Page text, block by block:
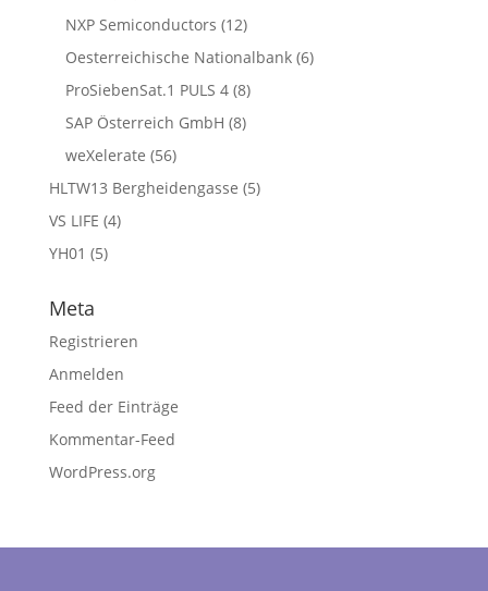
NXP Semiconductors (12)
Oesterreichische Nationalbank(6)
ProSiebenSat.1 PULS 4(8)
SAP Österreich GmbH (8)
weXelerate (56)
HLTW13 Bergheidengasse (5)
VS LIFE (4)
YH01 (5)
Meta
Registrieren
Anmelden
Feed der Einträge
Kommentar-Feed
WordPress.org